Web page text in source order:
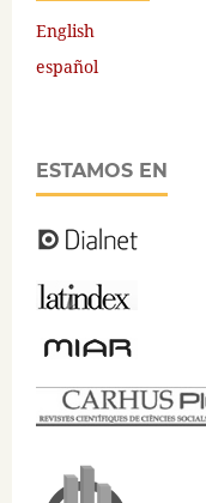
English
español
ESTAMOS EN